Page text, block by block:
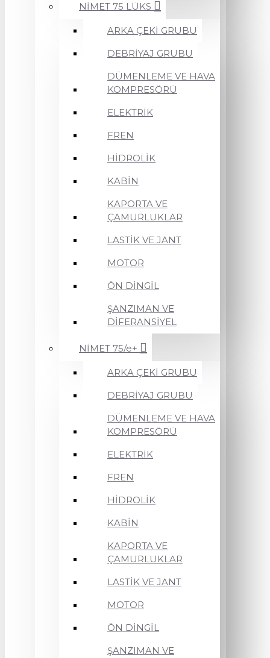
NİMET 75 LÜKS
ARKA ÇEKİ GRUBU
DEBRİYAJ GRUBU
DÜMENLEME VE HAVA
KOMPRESÖRÜ
ELEKTRİK
FREN
HİDROLİK
KABİN
KAPORTA VE
ÇAMURLUKLAR
LASTİK VE JANT
MOTOR
ÖN DİNGİL
ŞANZIMAN VE
DİFERANSİYEL
NİMET 75/e+
ARKA ÇEKİ GRUBU
DEBRİYAJ GRUBU
DÜMENLEME VE HAVA
KOMPRESÖRÜ
ELEKTRİK
FREN
HİDROLİK
KABİN
KAPORTA VE
ÇAMURLUKLAR
LASTİK VE JANT
MOTOR
ÖN DİNGİL
ŞANZIMAN VE